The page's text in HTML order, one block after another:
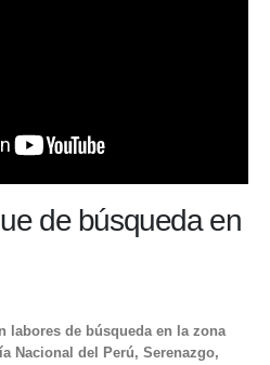
de búsqueda en
labores de búsqueda en la zona
Nacional del Perú, Serenazgo,